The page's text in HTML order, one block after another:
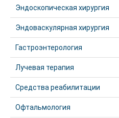
Эндоскопическая хирургия
Эндоваскулярная хирургия
Гастроэнтерология
Лучевая терапия
Средства реабилитации
Офтальмология